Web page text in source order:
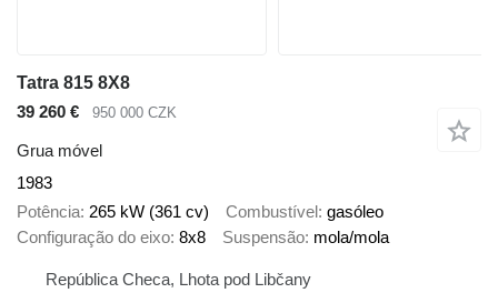
Tatra 815 8X8
39 260 €
950 000 CZK
Grua móvel
1983
Potência 265 kW (361 cv) Combustível gasóleo
Configuração do eixo 8x8 Suspensão mola/mola
República Checa, Lhota pod Libčany